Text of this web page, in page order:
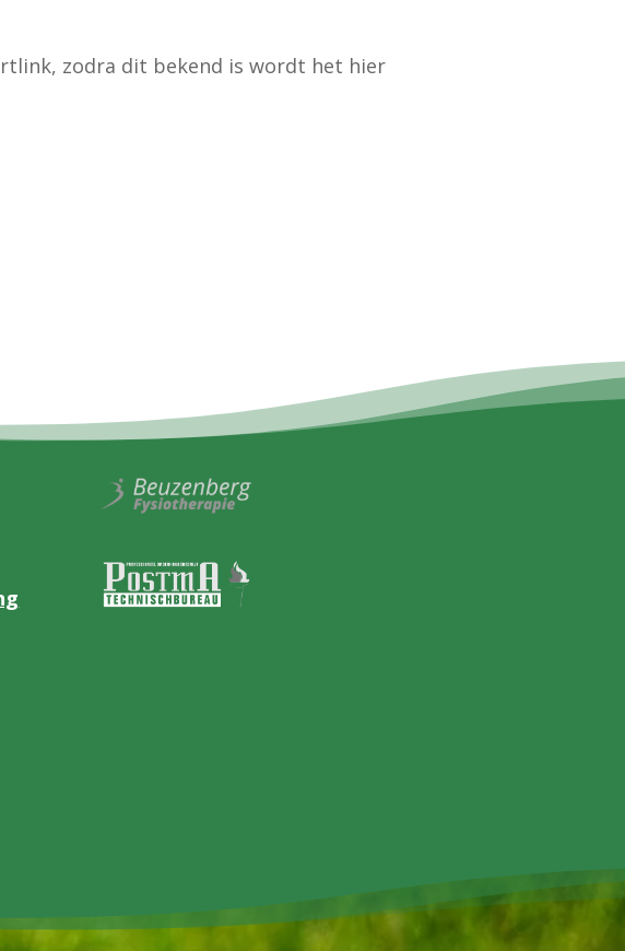
zodra dit bekend is wordt het hier